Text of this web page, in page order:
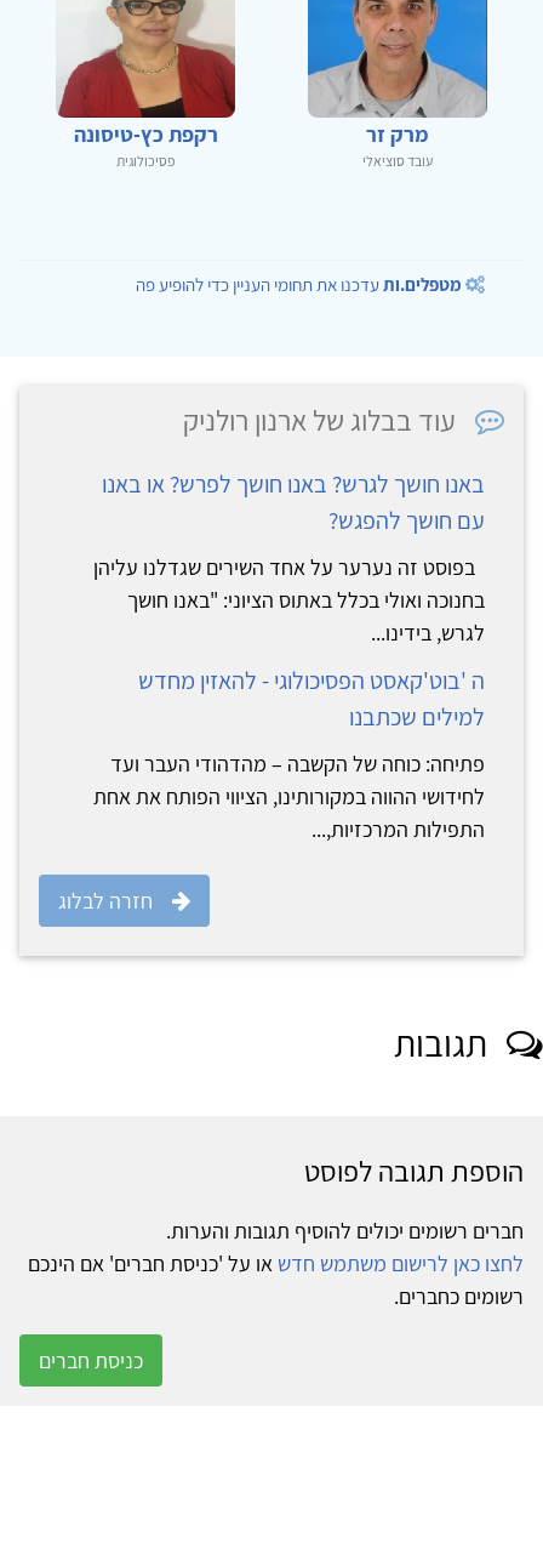
מרק זר
עובד סוציאלי
רקפת כץ-טיסונה
פסיכולוגית
מטפלים.ותעדכנו את תחומי העניין כדי להופיע פה
עוד בבלוג של ארנון רולניק
באנו חושך לגרש? באנו חושך לפרש? או באנו
עם חושך להפגש?
בפוסט זה נערער על אחד השירים שגדלנו עליהן
בחנוכה ואולי בכלל באתוס הציוני: "באנו חושך
לגרש, בידינו...
ה 'בוט'קאסט הפסיכולוגי - להאזין מחדש
למילים שכתבנו
פתיחה: כוחה של הקשבה – מהדהודי העבר ועד
לחידושי ההווה במקורותינו, הציווי הפותח את אחת
התפילות המרכזיות,...
חזרה לבלוג
תגובות
הוספת תגובה לפוסט
חברים רשומים יכולים להוסיף תגובות והערות.
לחצו כאן לרישום משתמש חדש או על 'כניסת חברים' אם הינכם
רשומים כחברים.
כניסת חברים